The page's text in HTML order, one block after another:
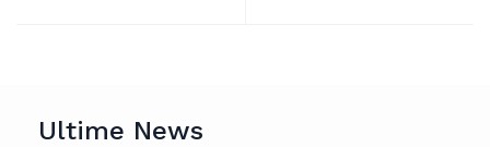
Ultime News